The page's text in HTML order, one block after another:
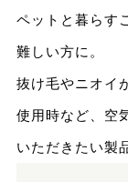
ペットと暮らす
難しい方に。
抜け毛やニオイ
使用時など、空
いただきたい製